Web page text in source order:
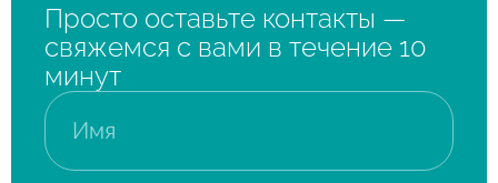
Просто оставьте контакты —
свяжемся с вами в течение 10
минут